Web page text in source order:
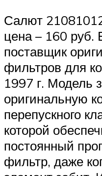
Салют
цена – 160 руб.
поставщик
фильтров для
1997 г. Модель
оригинальную
перепускного
которой
постоянный
фильтр, даже